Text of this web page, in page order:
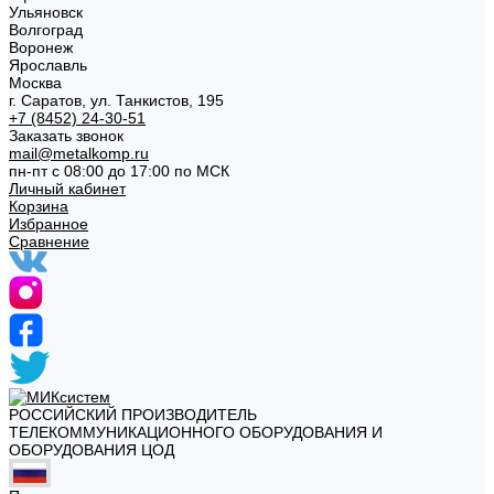
Ульяновск
Волгоград
Воронеж
Ярославль
Москва
г. Саратов, ул. Танкистов, 195
+7 (8452) 24-30-51
Заказать звонок
mail@metalkomp.ru
пн-пт с 08:00 до 17:00 по МСК
Личный кабинет
Корзина
Избранное
Сравнение
РОССИЙСКИЙ ПРОИЗВОДИТЕЛЬ
ТЕЛЕКОММУНИКАЦИОННОГО ОБОРУДОВАНИЯ И
ОБОРУДОВАНИЯ ЦОД